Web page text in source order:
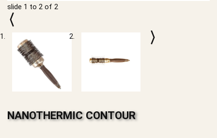
slide 1 to 2 of 2
NANOTHERMIC CONTOUR